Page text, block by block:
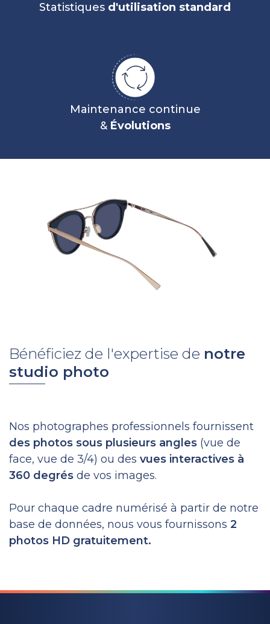
Statistiques d'utilisation standard
Maintenance continue
& Évolutions
Bénéficiez de l'expertise de notre
studio photo
Nos photographes professionnels fournissent
des photos sous plusieurs angles (vue de
face, vue de 3/4) ou des vues interactives à
360 degrés de vos images.
Pour chaque cadre numérisé à partir de notre
base de données, nous vous fournissons 2
photos HD gratuitement.